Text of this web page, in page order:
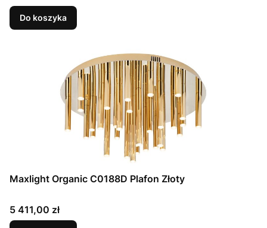
Do koszyka
Maxlight Organic C0188D Plafon Złoty
Cena
5 411,00 zł